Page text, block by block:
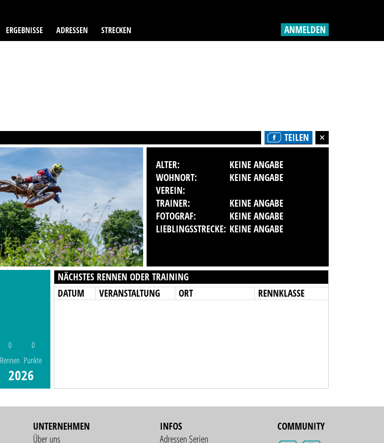
ERGEBNISSE ADRESSEN STRECKEN ANMELDEN
TEILEN
ALTER:
KEINE ANGABE
WOHNORT:
KEINE ANGABE
VEREIN:
TRAINER:
KEINE ANGABE
FOTOGRAF:
KEINE ANGABE
LIEBLINGSSTRECKE: KEINE ANGABE
0
Rennen
0
Punkte
2026
NÄCHSTES RENNEN ODER TRAINING
DATUM
VERANSTALTUNG ORT RENNKLASSE
UNTERNEHMEN
Über uns
INFOS
Adressen Serien
COMMUNITY